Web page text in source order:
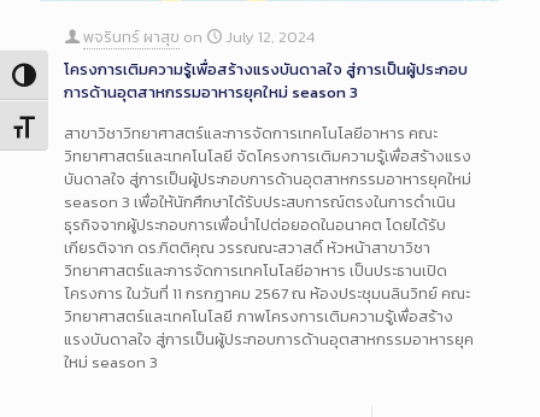
Toggle High Contrast
Toggle Font size
พจรินทร์ ผาสุข on
July 12, 2024
โครงการเติมความรู้เพื่อสร้างแรงบันดาลใจ สู่การเป็นผู้ประกอบ
การด้านอุตสาหกรรมอาหารยุคใหม่ season 3
สาขาวิชาวิทยาศาสตร์และการจัดการเทคโนโลยีอาหาร คณะ
วิทยาศาสตร์และเทคโนโลยี จัดโครงการเติมความรู้เพื่อสร้างแรง
บันดาลใจ สู่การเป็นผู้ประกอบการด้านอุตสาหกรรมอาหารยุคใหม่
season 3 เพื่อให้นักศึกษาได้รับประสบการณ์ตรงในการดำเนิน
ธุรกิจจากผู้ประกอบการเพื่อนำไปต่อยอดในอนาคต โดยได้รับ
เกียรติจาก ดร.กิตติคุณ วรรณณะสวาสดิ์ หัวหน้าสาขาวิชา
วิทยาศาสตร์และการจัดการเทคโนโลยีอาหาร เป็นประธานเปิด
โครงการ ในวันที่ 11 กรกฎาคม 2567 ณ ห้องประชุมนลินวิทย์ คณะ
วิทยาศาสตร์และเทคโนโลยี ภาพโครงการเติมความรู้เพื่อสร้าง
แรงบันดาลใจ สู่การเป็นผู้ประกอบการด้านอุตสาหกรรมอาหารยุค
ใหม่ season 3